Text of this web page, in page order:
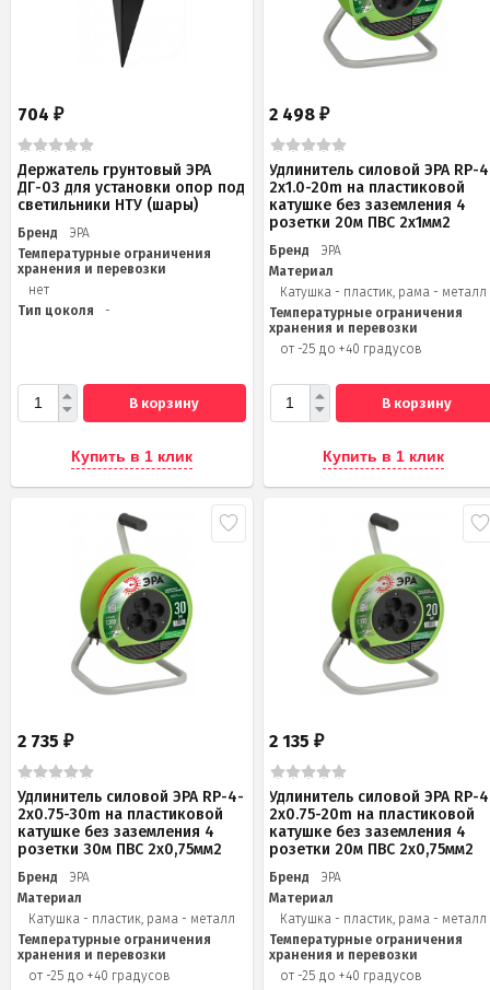
704 ₽
Держатель грунтовый ЭРА
ДГ-03 для установки опор под
светильники НТУ (шары)
Бренд
ЭРА
Температурные ограничения
хранения и перевозки
нет
Тип цоколя
-
В корзину
Купить в 1 клик
2 498₽
Удлинитель силовой ЭРА RP-
2x1.0-20m на пластиковой
катушке без заземления 4
розетки 20м ПВС 2х1мм2
Бренд
ЭРА
Материал
Катушка - пластик, рама - металл
Температурные ограничения
хранения и перевозки
от -25 до +40 градусов
В корзину
Купить в 1 клик
2 735 ₽
Удлинитель силовой ЭРА RP-4-
2x0.75-30m на пластиковой
катушке без заземления 4
розетки 30м ПВС 2х0,75мм2
Бренд
ЭРА
Материал
Катушка - пластик, рама - металл
Температурные ограничения
хранения и перевозки
от -25 до +40 градусов
2 135₽
Удлинитель силовой ЭРА RP-
2x0.75-20m на пластиковой
катушке без заземления 4
розетки 20м ПВС 2х0,75мм2
Бренд
ЭРА
Материал
Катушка - пластик, рама - металл
Температурные ограничения
хранения и перевозки
от -25 до +40 градусов